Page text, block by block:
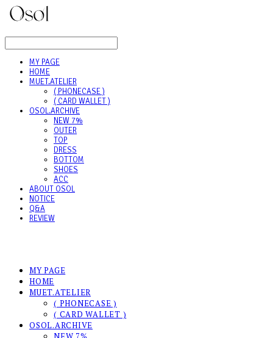
MY PAGE
HOME
MUET.ATELIER
( PHONECASE )
( CARD WALLET )
OSOL.ARCHIVE
NEW 7%
OUTER
TOP
DRESS
BOTTOM
SHOES
ACC
ABOUT OSOL
NOTICE
Q&A
REVIEW
MY PAGE
HOME
MUET.ATELIER
( PHONECASE )
( CARD WALLET )
OSOL.ARCHIVE